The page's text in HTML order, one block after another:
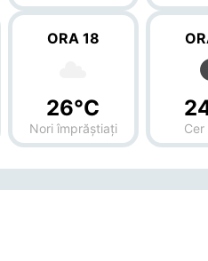
ORA 18
26°C
Nori împrăștiați Cer